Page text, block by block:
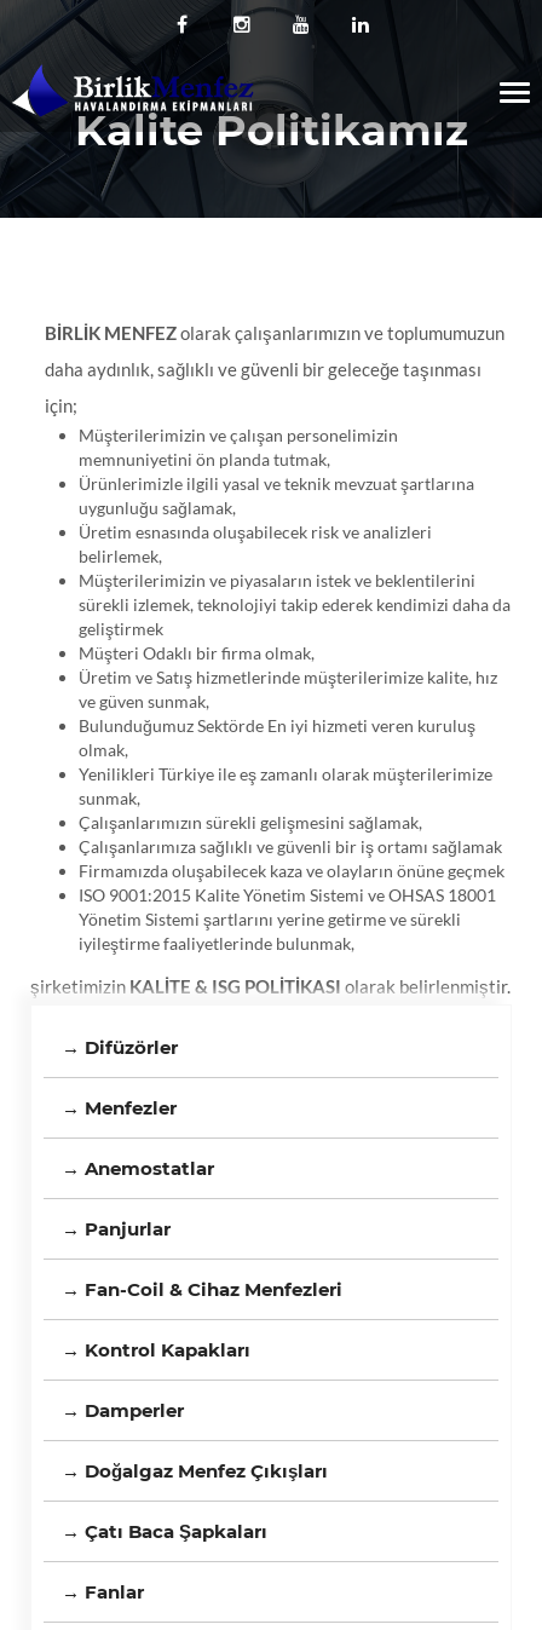
Kalite Politikamız
BİRLİK MENFEZolarak çalışanlarımızın ve toplumumuzun
daha aydınlık, sağlıklı ve güvenli bir geleceğe taşınması
için;
Müşterilerimizin ve çalışan personelimizin
memnuniyetini ön planda tutmak,
Ürünlerimizle ilgili yasal ve teknik mevzuat şartlarına
uygunluğu sağlamak,
Üretim esnasında oluşabilecek risk ve analizleri
belirlemek,
Müşterilerimizin ve piyasaların istek ve beklentilerini
sürekli izlemek, teknolojiyi takip ederek kendimizi daha da
geliştirmek
Müşteri Odaklı bir firma olmak,
Üretim ve Satış hizmetlerinde müşterilerimize kalite, hız
ve güven sunmak,
Bulunduğumuz Sektörde En iyi hizmeti veren kuruluş
olmak,
Yenilikleri Türkiye ile eş zamanlı olarak müşterilerimize
sunmak,
Çalışanlarımızın sürekli gelişmesini sağlamak,
Çalışanlarımıza sağlıklı ve güvenli bir iş ortamı sağlamak
Firmamızda oluşabilecek kaza ve olayların önüne geçmek
ISO 9001:2015 Kalite Yönetim Sistemi ve OHSAS 18001
Yönetim Sistemi şartlarını yerine getirme ve sürekli
iyileştirme faaliyetlerinde bulunmak,
şirketimizin KALİTE & ISG POLİTİKASI olarak belirlenmiştir.
→ Difüzörler
→ Menfezler
→ Anemostatlar
→ Panjurlar
→ Fan-Coil & Cihaz Menfezleri
→ Kontrol Kapakları
→ Damperler
→ Doğalgaz Menfez Çıkışları
→ Çatı Baca Şapkaları
→ Fanlar